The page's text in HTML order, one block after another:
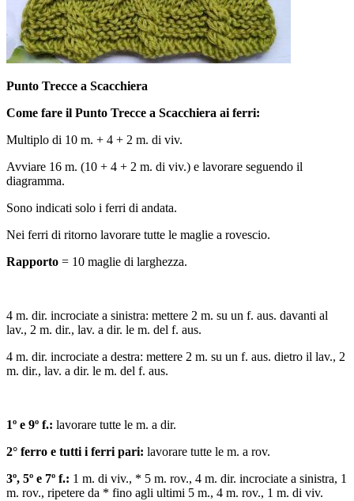
Punto Trecce a Scacchiera
Come fare il Punto Trecce a Scacchiera ai ferri:
Multiplo di 10 m. + 4 + 2 m. di viv.
Avviare 16 m. (10 + 4 + 2 m. di viv.) e lavorare seguendo il
diagramma.
Sono indicati solo i ferri di andata.
Nei ferri di ritorno lavorare tutte le maglie a rovescio.
Rapporto = 10 maglie di larghezza.
4 m. dir. incrociate a sinistra: mettere 2 m. su un f. aus. davanti al
lav., 2 m. dir., lav. a dir. le m. del f. aus.
4 m. dir. incrociate a destra: mettere 2 m. su un f. aus. dietro il lav., 2
m. dir., lav. a dir. le m. del f. aus.
1º e 9º f.: lavorare tutte le m. a dir.
2° ferro e tutti i ferri pari: lavorare tutte le m. a rov.
3º, 5º e 7º f.: 1 m. di viv., * 5 m. rov., 4 m. dir. incrociate a sinistra, 1
m. rov., ripetere da * fino agli ultimi 5 m., 4 m. rov., 1 m. di viv.